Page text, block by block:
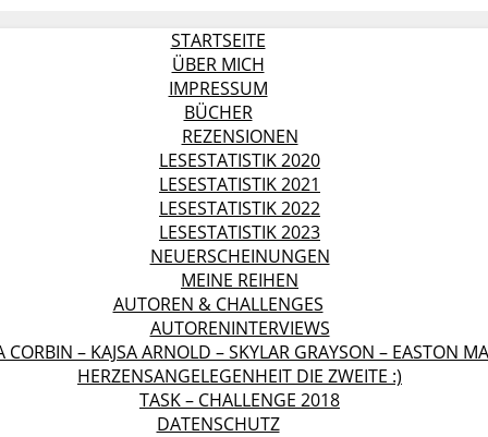
STARTSEITE
ÜBER MICH
IMPRESSUM
BÜCHER
REZENSIONEN
LESESTATISTIK 2020
LESESTATISTIK 2021
LESESTATISTIK 2022
LESESTATISTIK 2023
NEUERSCHEINUNGEN
MEINE REIHEN
AUTOREN & CHALLENGES
AUTORENINTERVIEWS
CORBIN – KAJSA ARNOLD – SKYLAR GRAYSON – EASTON
HERZENSANGELEGENHEIT DIE ZWEITE :)
TASK – CHALLENGE 2018
DATENSCHUTZ